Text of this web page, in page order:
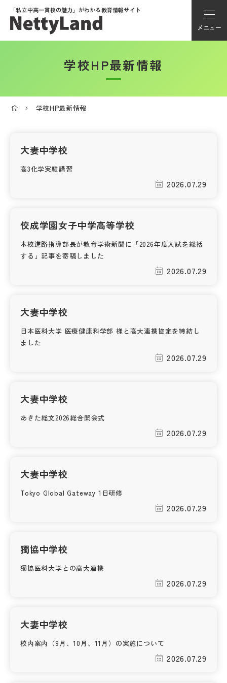
「私立中高一貫校の魅力」がわかる教育情報サイト
メニュー
アカウント登録
学校選び
帰国生受験情報
よみもの
学校からのお知らせ
特集
お問い合わせ
サイトマップ
学校HP最新情報
学校HP最新情報
大妻中学校
高3化学実験講習
2026.07.29
佼成学園女子中学高等学校
本校進路指導部長が教育学術新聞に「2026年度入試を総括
する」記事を寄稿しました
2026.07.29
大妻中学校
日本医科大学 医療健康科学部 様と高大連携協定を締結し
ました
2026.07.29
大妻中学校
あきた総文2026総合開会式
2026.07.29
大妻中学校
Tokyo Global Gateway 1日研修
2026.07.29
獨協中学校
獨協医科大学との高大連携
2026.07.29
大妻中学校
校内案内（9月、10月、11月）の実施について
2026.07.29